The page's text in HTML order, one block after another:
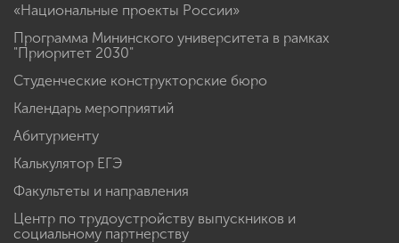
«Национальные проекты России»
Программа Мининского университета в рамках
"Приоритет 2030"
Студенческие конструкторские бюро
Календарь мероприятий
Абитуриенту
Калькулятор ЕГЭ
Факультеты и направления
Центр по трудоустройству выпускников и
социальному партнерству